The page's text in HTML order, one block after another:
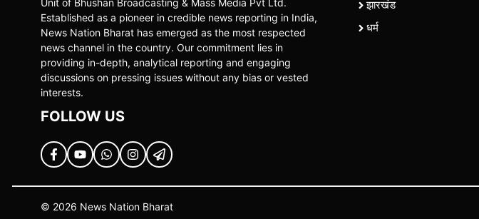
Unit of Bhushan Broadcasting & Mass Media Pvt Ltd.
Established as a pioneer in credible news reporting in India,
News Nation Bharat has emerged as the most respected
news channel in the country. Our commitment lies in
providing in-depth, analytical reporting and engaging
discussions on pressing issues without any bias or vested
interests.
FOLLOW US
झारखंड
धर्म
© 2026 News Nation Bharat